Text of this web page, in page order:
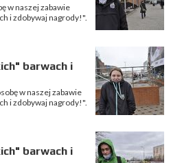
w naszej zabawie
i zdobywaj nagrody!".
barwach i
w naszej zabawie
i zdobywaj nagrody!".
barwach i